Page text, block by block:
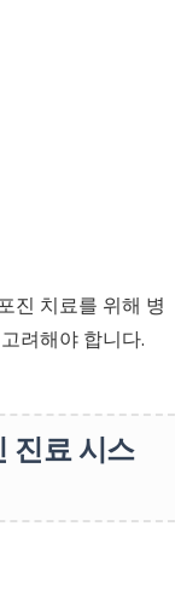
진 치료를 위해 병
려해야 합니다.
진료 시스